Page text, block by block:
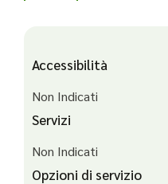
Accessibilità
Non Indicati
Servizi
Non Indicati
Opzioni di servizio